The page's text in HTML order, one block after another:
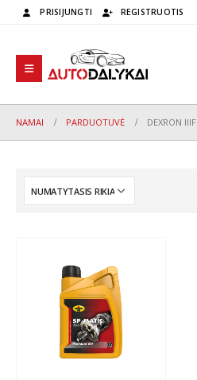
PRISIJUNGTI REGISTRUOTIS
NAMAI PARDUOTUVĖ DEXRON IIIF